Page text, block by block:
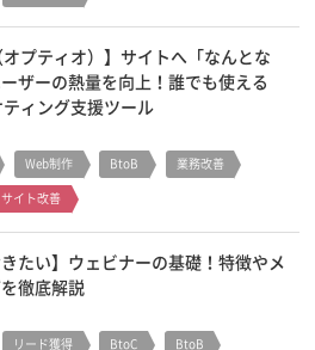
オプティオ）】サイトへ「なんとな
ザーの熱量を向上！誰でも使える
ィング支援ツール
Web制作 BtoB 業務改善
サイト改善
きたい】ウェビナーの基礎！特徴やメ
徹底解説
リード獲得 BtoC BtoB